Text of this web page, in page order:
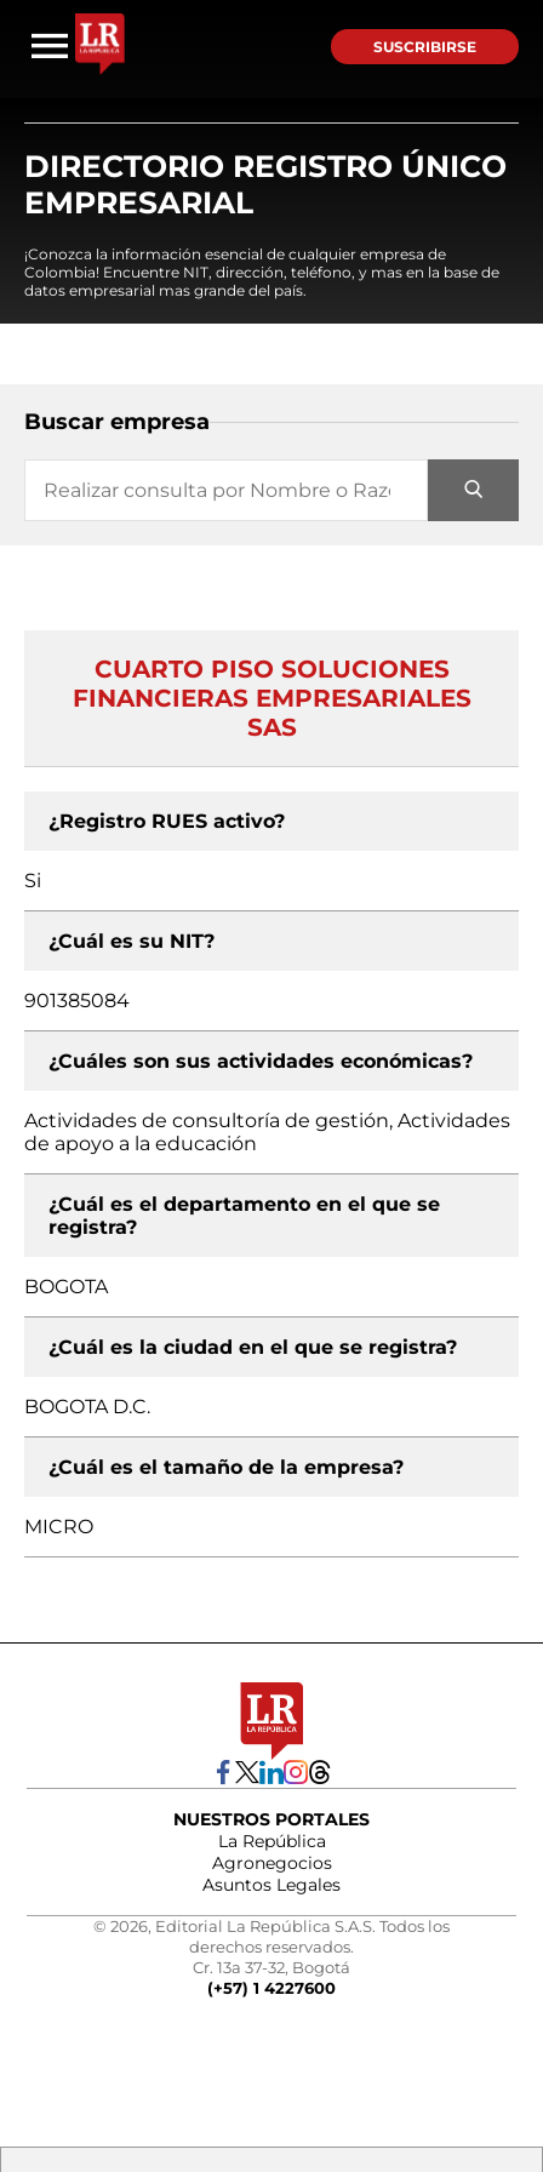
SUSCRIBIRSE
DIRECTORIO REGISTRO ÚNICO
EMPRESARIAL
¡Conozca la información esencial de cualquier empresa de
Colombia! Encuentre NIT, dirección, teléfono, y mas en la base de
datos empresarial mas grande del país.
Buscar empresa
CUARTO PISO SOLUCIONES
FINANCIERAS EMPRESARIALES
SAS
¿Registro RUES activo?
Si
¿Cuál es su NIT?
901385084
¿Cuáles son sus actividades económicas?
Actividades de consultoría de gestión, Actividades
de apoyo a la educación
¿Cuál es el departamento en el que se
registra?
BOGOTA
¿Cuál es la ciudad en el que se registra?
BOGOTA D.C.
¿Cuál es el tamaño de la empresa?
MICRO
NUESTROS PORTALES
La República
Agronegocios
Asuntos Legales
© 2026, Editorial La República S.A.S. Todos los
derechos reservados.
Cr. 13a 37-32, Bogotá
(+57) 1 4227600